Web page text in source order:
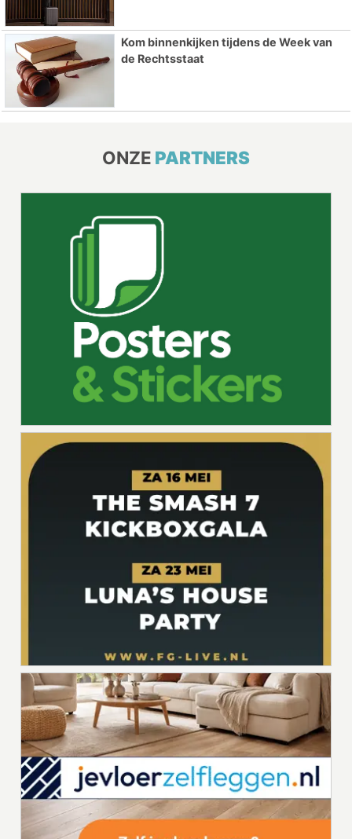
Kom binnenkijken tijdens de Week van
de Rechtsstaat
ONZE PARTNERS